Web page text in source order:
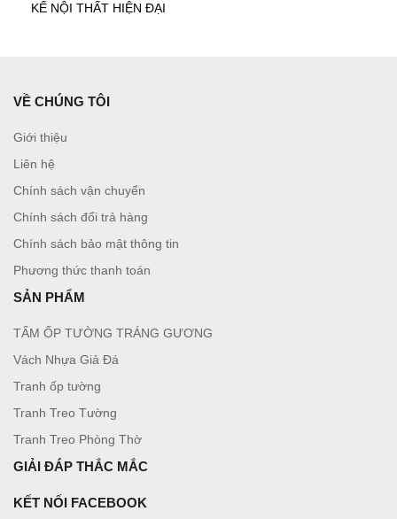
KẾ NỘI THẤT HIỆN ĐẠI
VỀ CHÚNG TÔI
Giới thiệu
Liên hệ
Chính sách vận chuyển
Chính sách đổi trả hàng
Chính sách bảo mật thông tin
Phương thức thanh toán
SẢN PHẨM
TẤM ỐP TƯỜNG TRÁNG GƯƠNG
Vách Nhựa Giả Đá
Tranh ốp tường
Tranh Treo Tường
Tranh Treo Phòng Thờ
GIẢI ĐÁP THẮC MẮC
KẾT NỐI FACEBOOK